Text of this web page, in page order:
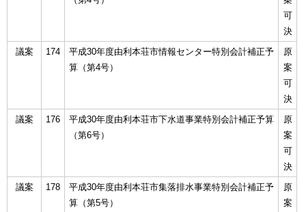
可
決
議案
174
平成30年度由利本荘市情報センター特別会計補正予
算（第4号）
原
案
可
決
議案
176
平成30年度由利本荘市下水道事業特別会計補正予算
（第6号）
原
案
可
決
議案
178
平成30年度由利本荘市集落排水事業特別会計補正予
算（第5号）
原
案